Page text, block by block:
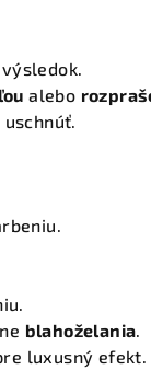
alebo
blahoželania
luxusný efekt.